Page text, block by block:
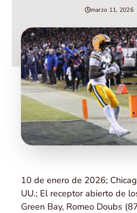
marzo 11, 2026
10 de enero de 2026;
UU.; El receptor abierto de
Green Bay, Romeo Doubs